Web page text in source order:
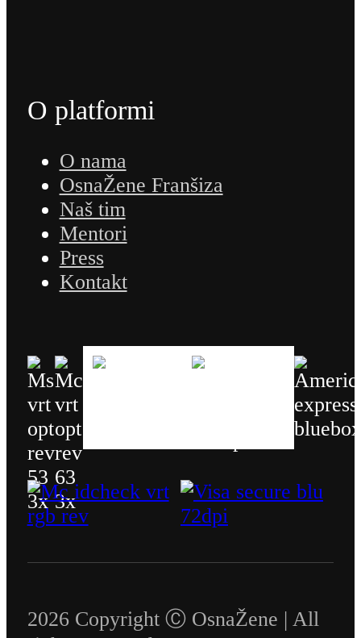
O platformi
O nama
OsnaŽene Franšiza
Naš tim
Mentori
Press
Kontakt
2026 Copyright Ⓒ OsnaŽene | All